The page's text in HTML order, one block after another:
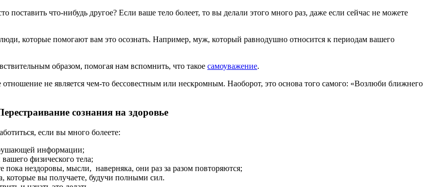
поставить что-нибудь другое? Если ваше тело болеет, то вы делали этого много раз, даже если сейчас не можете
которые помогают вам это осознать. Например, муж, который равнодушно относится к периодам вашего
образом, помогая нам вспомнить, что такое самоуважение.
не является чем-то бессовестным или нескромным. Наоборот, это основа того самого: «Возлюби ближнего
сознания на здоровье
если вы много болеете:
информации;
физического тела;
нездоровы, мысли, наверняка, они раз за разом повторяются;
которые вы получаете, будучи полными сил.